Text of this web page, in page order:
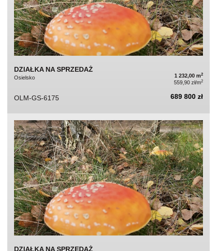
DZIAŁKA NA SPRZEDAŻ
Osielsko 1 232,00 m2
559,90 zł/m2
OLM-GS-6175 689 800 zł
DZIAŁKA NA SPRZEDAŻ